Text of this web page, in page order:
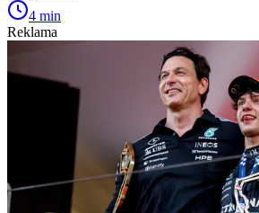
4 min
Reklama